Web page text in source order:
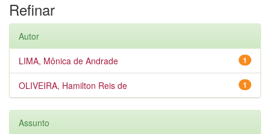
Refinar
Autor
1
LIMA, Mônica de Andrade
1
OLIVEIRA, Hamilton Reis de
Assunto